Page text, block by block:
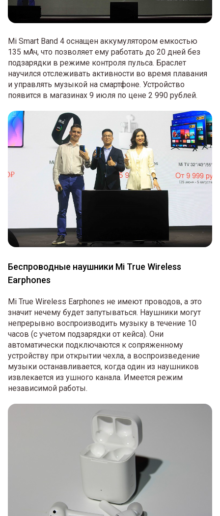
Mi Smart Band 4 оснащен аккумулятором емкостью
135 мАч, что позволяет ему работать до 20 дней без
подзарядки в режиме контроля пульса. Браслет
научился отслеживать активности во время плавания
и управлять музыкой на смартфоне. Устройство
появится в магазинах 9 июля по цене 2 990 рублей.
Беспроводные наушники Mi True Wireless
Earphones
Mi True Wireless Earphones не имеют проводов, а это
значит нечему будет запутываться. Наушники могут
непрерывно воспроизводить музыку в течение 10
часов (с учетом подзарядки от кейса). Они
автоматически подключаются к сопряженному
устройству при открытии чехла, а воспроизведение
музыки останавливается, когда один из наушников
извлекается из ушного канала. Имеется режим
независимой работы.